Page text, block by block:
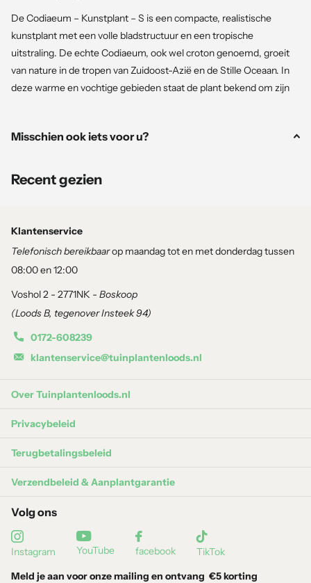
De Codiaeum – Kunstplant – S is een compacte, realistische
kunstplant met een volle bladstructuur en een tropische
uitstraling. De echte Codiaeum, ook wel croton genoemd, groeit
van nature in de tropen van Zuidoost-Azië en de Stille Oceaan. In
deze warme en vochtige gebieden staat de plant bekend om zijn
handzaam formaat. Met een hoogte van 80 cm is het een
Kenmerken:
Breedte: Divers
Materiaal: Kunststof en synthetische materialen
Netto gewicht: 2,30 kg
Geschikt voor: Binnen
Inclusief pot: Ja, kunststof pot Ø 14 cm, hoogte 12 cm
Toepassing en styling
Misschien ook iets voor u?
Recent gezien
Klantenservice
Telefonisch bereikbaarop maandag tot en met donderdag tussen
08:00 en 12:00
Voshol 2 - 2771NK - Boskoop
(Loods B, tegenover Insteek 94)
0172-608239
klantenservice@tuinplantenloods.nl
Over Tuinplantenloods.nl
Privacybeleid
Terugbetalingsbeleid
Verzendbeleid & Aanplantgarantie
Volg ons
Instagram YouTube facebook
TikTok
Meld je aan voor onze mailing en ontvang €5 korting